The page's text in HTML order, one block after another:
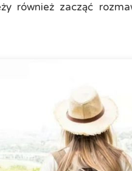
również zacząć